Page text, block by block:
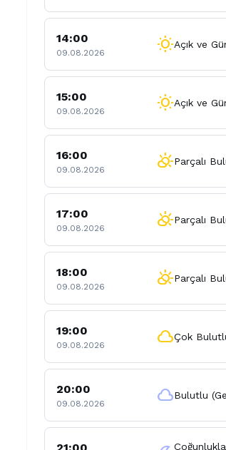
14:00
09.08.2026 wb_sunnyAçık ve
15:00
09.08.2026 wb_sunnyAçık ve
16:00
09.08.2026 partly_cloudy_dayParçalı
17:00
09.08.2026 partly_cloudy_dayParçalı
18:00
09.08.2026 partly_cloudy_dayParçalı
19:00
09.08.2026 cloudÇok
20:00
09.08.2026 cloudBulutlu
Çoğunlukla